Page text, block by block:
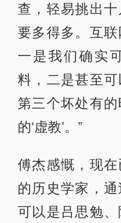
查，轻易挑出
要多得多。互联
一是我们确实
料，二是甚至可
第三个坏处有
的‘虚教’。”
傅杰感慨，现
的历史学家，
可以是吕思勉